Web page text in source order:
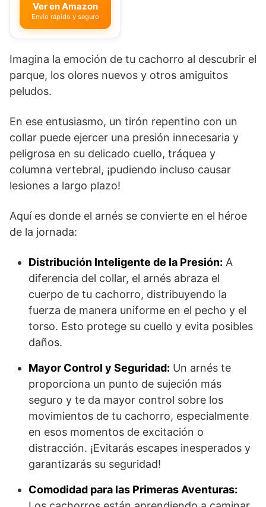
Ver en Amazon
Envío rápido y seguro
Imagina la emoción de tu cachorro al descubrir el
parque, los olores nuevos y otros amiguitos
peludos.
En ese entusiasmo, un tirón repentino con un
collar puede ejercer una presión innecesaria y
peligrosa en su delicado cuello, tráquea y
columna vertebral, ¡pudiendo incluso causar
lesiones a largo plazo!
Aquí es donde el arnés se convierte en el héroe
de la jornada:
Distribución Inteligente de la Presión: A
diferencia del collar, el arnés abraza el
cuerpo de tu cachorro, distribuyendo la
fuerza de manera uniforme en el pecho y el
torso. Esto protege su cuello y evita posibles
daños.
Mayor Control y Seguridad: Un arnés te
proporciona un punto de sujeción más
seguro y te da mayor control sobre los
movimientos de tu cachorro, especialmente
en esos momentos de excitación o
distracción. ¡Evitarás escapes inesperados y
garantizarás su seguridad!
Comodidad para las Primeras Aventuras: